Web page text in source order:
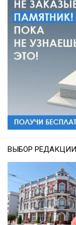
ВЫБОР РЕДАКЦИИ